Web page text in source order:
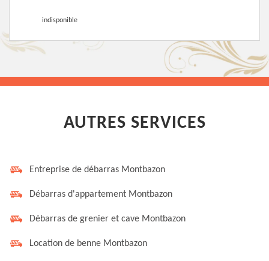
indisponible
AUTRES SERVICES
Entreprise de débarras Montbazon
Débarras d'appartement Montbazon
Débarras de grenier et cave Montbazon
Location de benne Montbazon